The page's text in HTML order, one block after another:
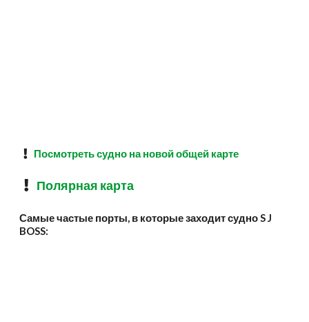
Посмотреть судно на новой общей карте
Полярная карта
Самые частые порты, в которые заходит судно S J
BOSS: